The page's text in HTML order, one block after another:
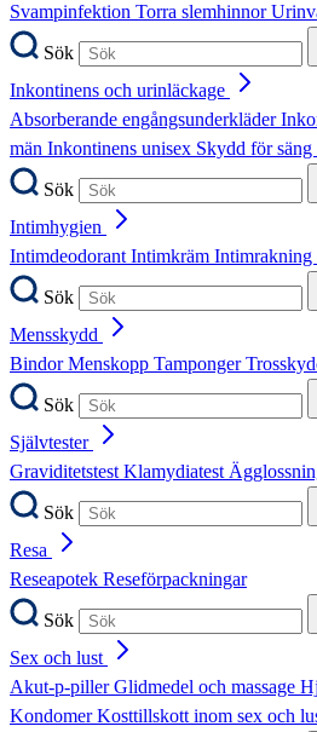
Svampinfektion Torra slemhinnor
Sök
Inkontinens och urinläckage
Absorberande engångsunderkläder
män Inkontinens unisex Skydd för säng
Sök
Intimhygien
IntimdeodorantIntimkräm Intimrakning
Sök
Mensskydd
BindorMenskopp Tamponger
Sök
Självtester
GraviditetstestKlamydiatest
Sök
Resa
Reseapotek Reseförpackningar
Sök
Sex och lust
Akut-p-pillerGlidmedel och massage
KondomerKosttillskott inom sex och